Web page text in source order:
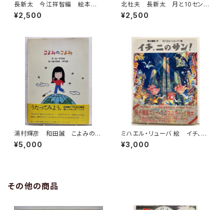
長新太 今江祥智編 絵本作
家文庫 1977年 すばる書房
文庫
¥2,500
北杜夫 長新太 月と10セン
ト 1971年 初版 帯 朝日
新聞社
¥2,500
湯村輝彦 和田誠 こよみのこ
よみ 詞・局 和田誠 1977
年 初版 帯 すばる書房
¥5,000
ミハエル・リューバ 絵 イチ、ニ
のサン！ 筒井康隆 作 1986
年 初版 帯 河出書房新社
¥3,000
その他の商品